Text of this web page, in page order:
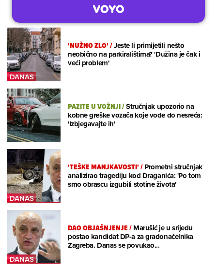
'NUŽNO ZLO'/Jeste li primijetili nešto
neobično na parkiralištima? 'Dužina je čak i
veći problem'
PAZITE U VOŽNJI/Stručnjak upozorio na
kobne greške vozača koje vode do nesreća:
'Izbjegavajte ih'
'TEŠKE MANJKAVOSTI'/Prometni stručnjak
analizirao tragediju kod Draganića: 'Po tom
smo obrascu izgubili stotine života'
DAO OBJAŠNJENJE/Marušić je u srijedu
postao kandidat DP-a za gradonačelnika
Zagreba. Danas se povukao...